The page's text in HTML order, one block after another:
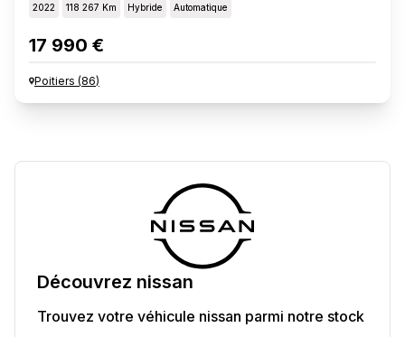
2022 118 267 Km Hybride Automatique
17 990 €
Poitiers (86)
Découvrez nissan
Trouvez votre véhicule nissan parmi notre stock